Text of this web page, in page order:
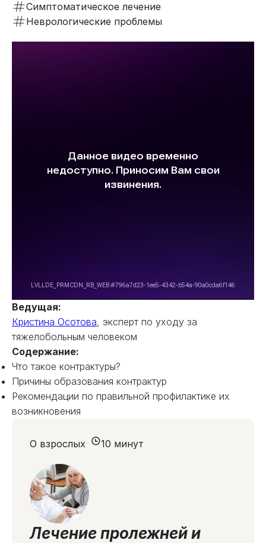
Симптоматическое лечение
Неврологические проблемы
Ведущая:
Кристина Осотова, эксперт по уходу за
тяжелобольным человеком
Содержание:
Что такое контрактуры?
Причины образования контрактур
Рекомендации по правильной профилактике их
возникновения
Лечение пролежней и
О взрослых 10 минут